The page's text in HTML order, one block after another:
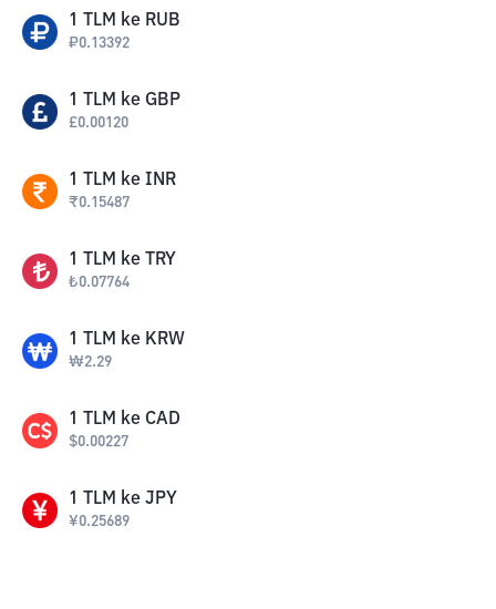
1 TLM ke RUB
₽0.13392
1 TLM ke GBP
£0.00120
1 TLM ke INR
₹0.15487
1 TLM ke TRY
₺0.07764
1 TLM ke KRW
₩2.29
1 TLM ke CAD
$0.00227
1 TLM ke JPY
¥0.25689